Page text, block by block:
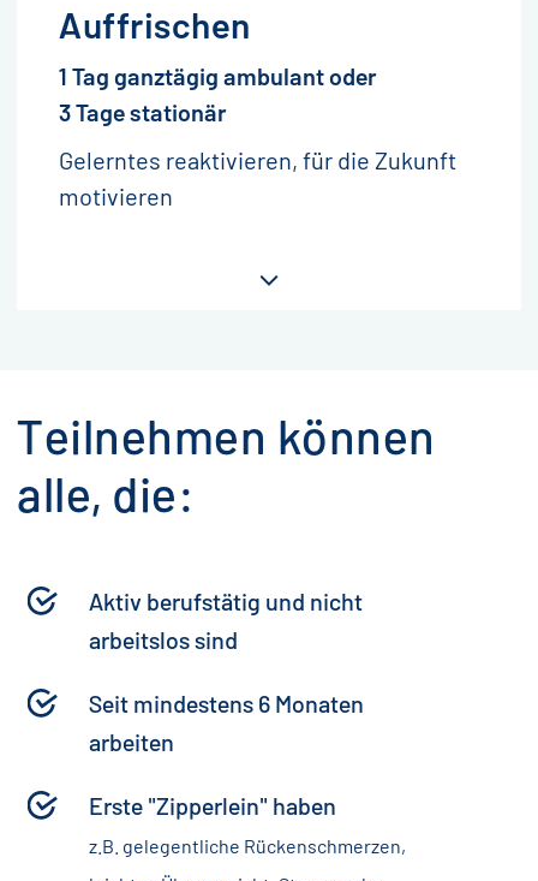
Auffrischen
1 Tag ganztägig ambulant oder
3 Tage stationär
Gelerntes reaktivieren, für die Zukunft
motivieren
Teilnehmen können
alle, die:
Aktiv berufstätig und nicht
arbeitslos sind
Seit mindestens 6 Monaten
arbeiten
Erste "Zipperlein" haben
z.B. gelegentliche Rückenschmerzen,